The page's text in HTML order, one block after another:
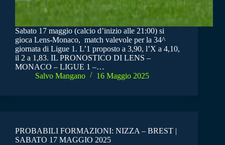
Sabato 17 maggio (calcio d’inizio alle 21:00) si
gioca Lens-Monaco, match valevole per la 34^
giornata di Ligue 1. L’1 proposto a 3,90, l’X a 4,10,
il 2 a 1,83. IL PRONOSTICO DI LENS –
MONACO – LIGUE 1 –…
Salvo Mangano
16 Maggio 2025
PROBABILI FORMAZIONI: NIZZA – BREST |
SABATO 17 MAGGIO 2025